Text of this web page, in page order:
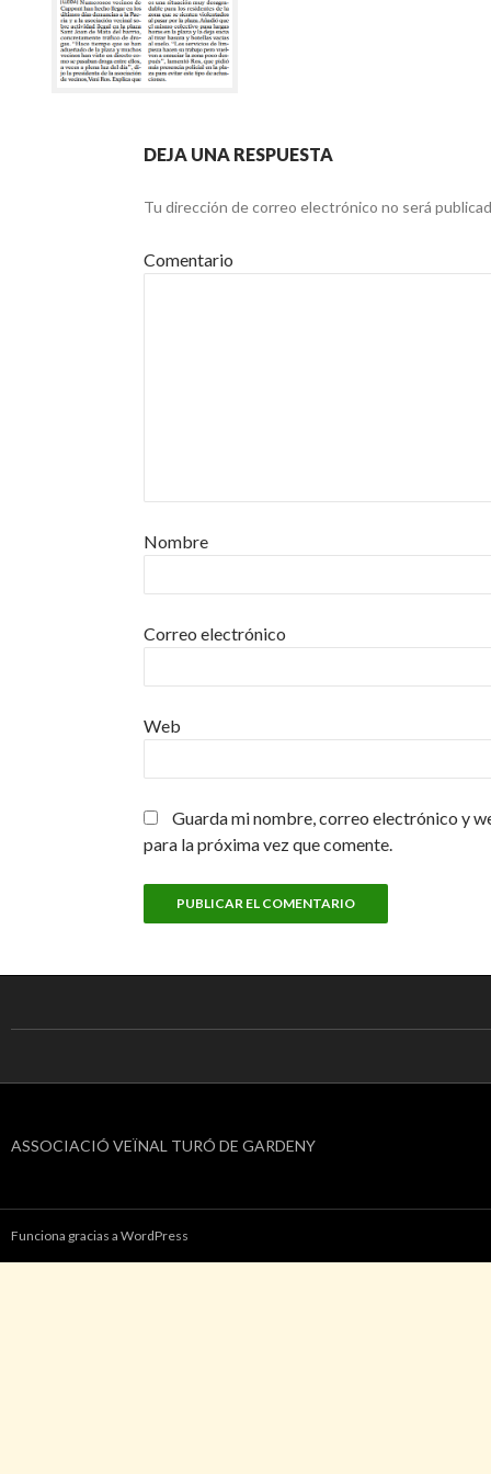
DEJA UNA RESPUESTA
Tu dirección de correo electrónico no será
Comentario
Nombre
Correo electrónico
Web
Guarda mi nombre, correo electrónico y
para la próxima vez que comente.
ASSOCIACIÓ VEÏNAL TURÓ DE GARDENY
Funciona gracias a WordPress